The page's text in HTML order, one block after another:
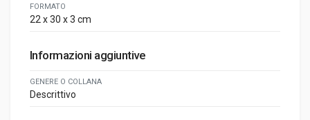
FORMATO
22 x 30 x 3 cm
Informazioni aggiuntive
GENERE O COLLANA
Descrittivo